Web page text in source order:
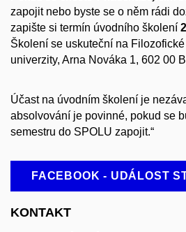
zapojit nebo byste se o něm rádi
zapište si termín úvodního školení
Školení se uskuteční na
univerzity, Arna Nováka 1, 602 00
Účast na úvodním školení je
absolvování je povinné, pokud se
semestru do SPOLU zapojit.“
FACEBOOK - UDÁLOST
KONTAKT